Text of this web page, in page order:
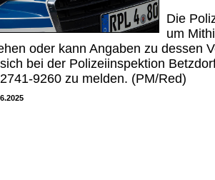
Die
um
oder kann Angaben zu dessen
bei der Polizeiinspektion
9260 zu melden. (PM/Red)